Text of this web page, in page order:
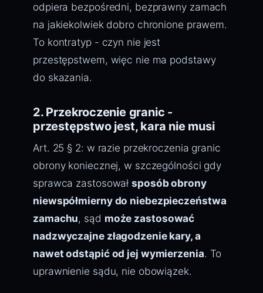
odpiera bezpośredni, bezprawny zamach
na jakiekolwiek dobro chronione prawem.
To kontratyp - czyn nie jest
przestępstwem, więc nie ma podstawy
do skazania.
2. Przekroczenie granic -
przestępstwo jest, kara nie musi
Art. 25 § 2: w razie przekroczenia granic
obrony koniecznej, w szczególności gdy
sprawca zastosowałsposób obrony
niewspółmierny do niebezpieczeństwa
zamachu, sąd może zastosować
nadzwyczajne złagodzenie kary, a
nawet odstąpić od jej wymierzenia. To
uprawnienie sądu, nie obowiązek.